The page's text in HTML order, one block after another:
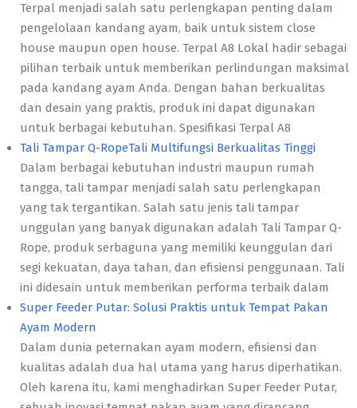
Terpal menjadi salah satu perlengkapan penting dalam
pengelolaan kandang ayam, baik untuk sistem close
house maupun open house. Terpal A8 Lokal hadir sebagai
pilihan terbaik untuk memberikan perlindungan maksimal
pada kandang ayam Anda. Dengan bahan berkualitas
dan desain yang praktis, produk ini dapat digunakan
untuk berbagai kebutuhan. Spesifikasi Terpal A8
Tali Tampar Q-RopeTali Multifungsi Berkualitas Tinggi
Dalam berbagai kebutuhan industri maupun rumah
tangga, tali tampar menjadi salah satu perlengkapan
yang tak tergantikan. Salah satu jenis tali tampar
unggulan yang banyak digunakan adalah Tali Tampar Q-
Rope, produk serbaguna yang memiliki keunggulan dari
segi kekuatan, daya tahan, dan efisiensi penggunaan. Tali
ini didesain untuk memberikan performa terbaik dalam
Super Feeder Putar: Solusi Praktis untuk Tempat Pakan
Ayam Modern
Dalam dunia peternakan ayam modern, efisiensi dan
kualitas adalah dua hal utama yang harus diperhatikan.
Oleh karena itu, kami menghadirkan Super Feeder Putar,